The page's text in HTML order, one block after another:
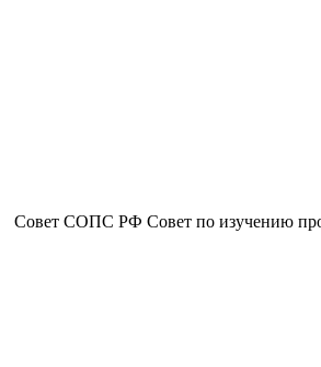
Совет СОПС РФ Совет по изучению